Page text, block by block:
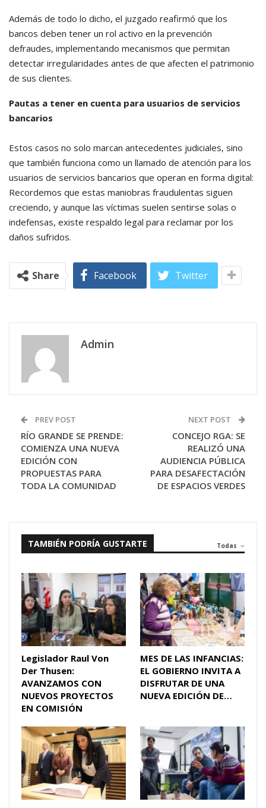
Además de todo lo dicho, el juzgado reafirmó que los
bancos deben tener un rol activo en la prevención
defraudes, implementando mecanismos que permitan
detectar irregularidades antes de que afecten el patrimonio
de sus clientes.
Pautas a tener en cuenta para usuarios de servicios
bancarios
Estos casos no solo marcan antecedentes judiciales, sino
que también funciona como un llamado de atención para los
usuarios de servicios bancarios que operan en forma digital:
Recordemos que estas maniobras fraudulentas siguen
creciendo, y aunque las víctimas suelen sentirse solas o
indefensas, existe respaldo legal para reclamar por los
daños sufridos.
Share Facebook Twitter
Admin
PREV POST
RÍO GRANDE SE PRENDE:
COMIENZA UNA NUEVA
EDICIÓN CON
PROPUESTAS PARA
TODA LA COMUNIDAD
NEXT POST
CONCEJO RGA: SE
REALIZÓ UNA
AUDIENCIA PÚBLICA
PARA DESAFECTACIÓN
DE ESPACIOS VERDES
Todas
TAMBIÉN PODRÍA GUSTARTE
Legislador Raul Von
Der Thusen:
AVANZAMOS CON
NUEVOS PROYECTOS
EN COMISIÓN
MES DE LAS INFANCIAS:
EL GOBIERNO INVITA A
DISFRUTAR DE UNA
NUEVA EDICIÓN DE…